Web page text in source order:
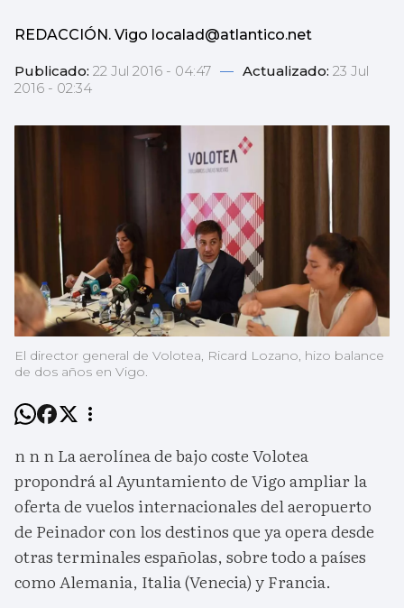
REDACCIÓN. Vigo localad@atlantico.net
Publicado: 22 Jul 2016 - 04:47 — Actualizado: 23 Jul
2016 - 02:34
El director general de Volotea, Ricard Lozano, hizo balance
de dos años en Vigo.
n n n La aerolínea de bajo coste Volotea
propondrá al Ayuntamiento de Vigo ampliar la
oferta de vuelos internacionales del aeropuerto
de Peinador con los destinos que ya opera desde
otras terminales españolas, sobre todo a países
como Alemania, Italia (Venecia) y Francia.